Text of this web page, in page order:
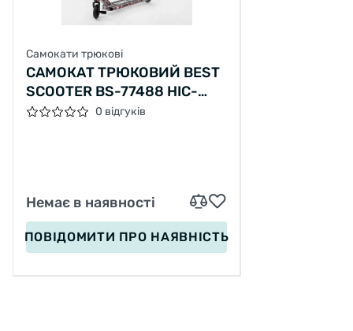
Самокати трюкові
САМОКАТ ТРЮКОВИЙ BEST
SCOOTER BS-77488 HIC-
СИСТЕМА 0 відгуків
Немає в наявності
ПОВІДОМИТИ ПРО НАЯВНІСТЬ